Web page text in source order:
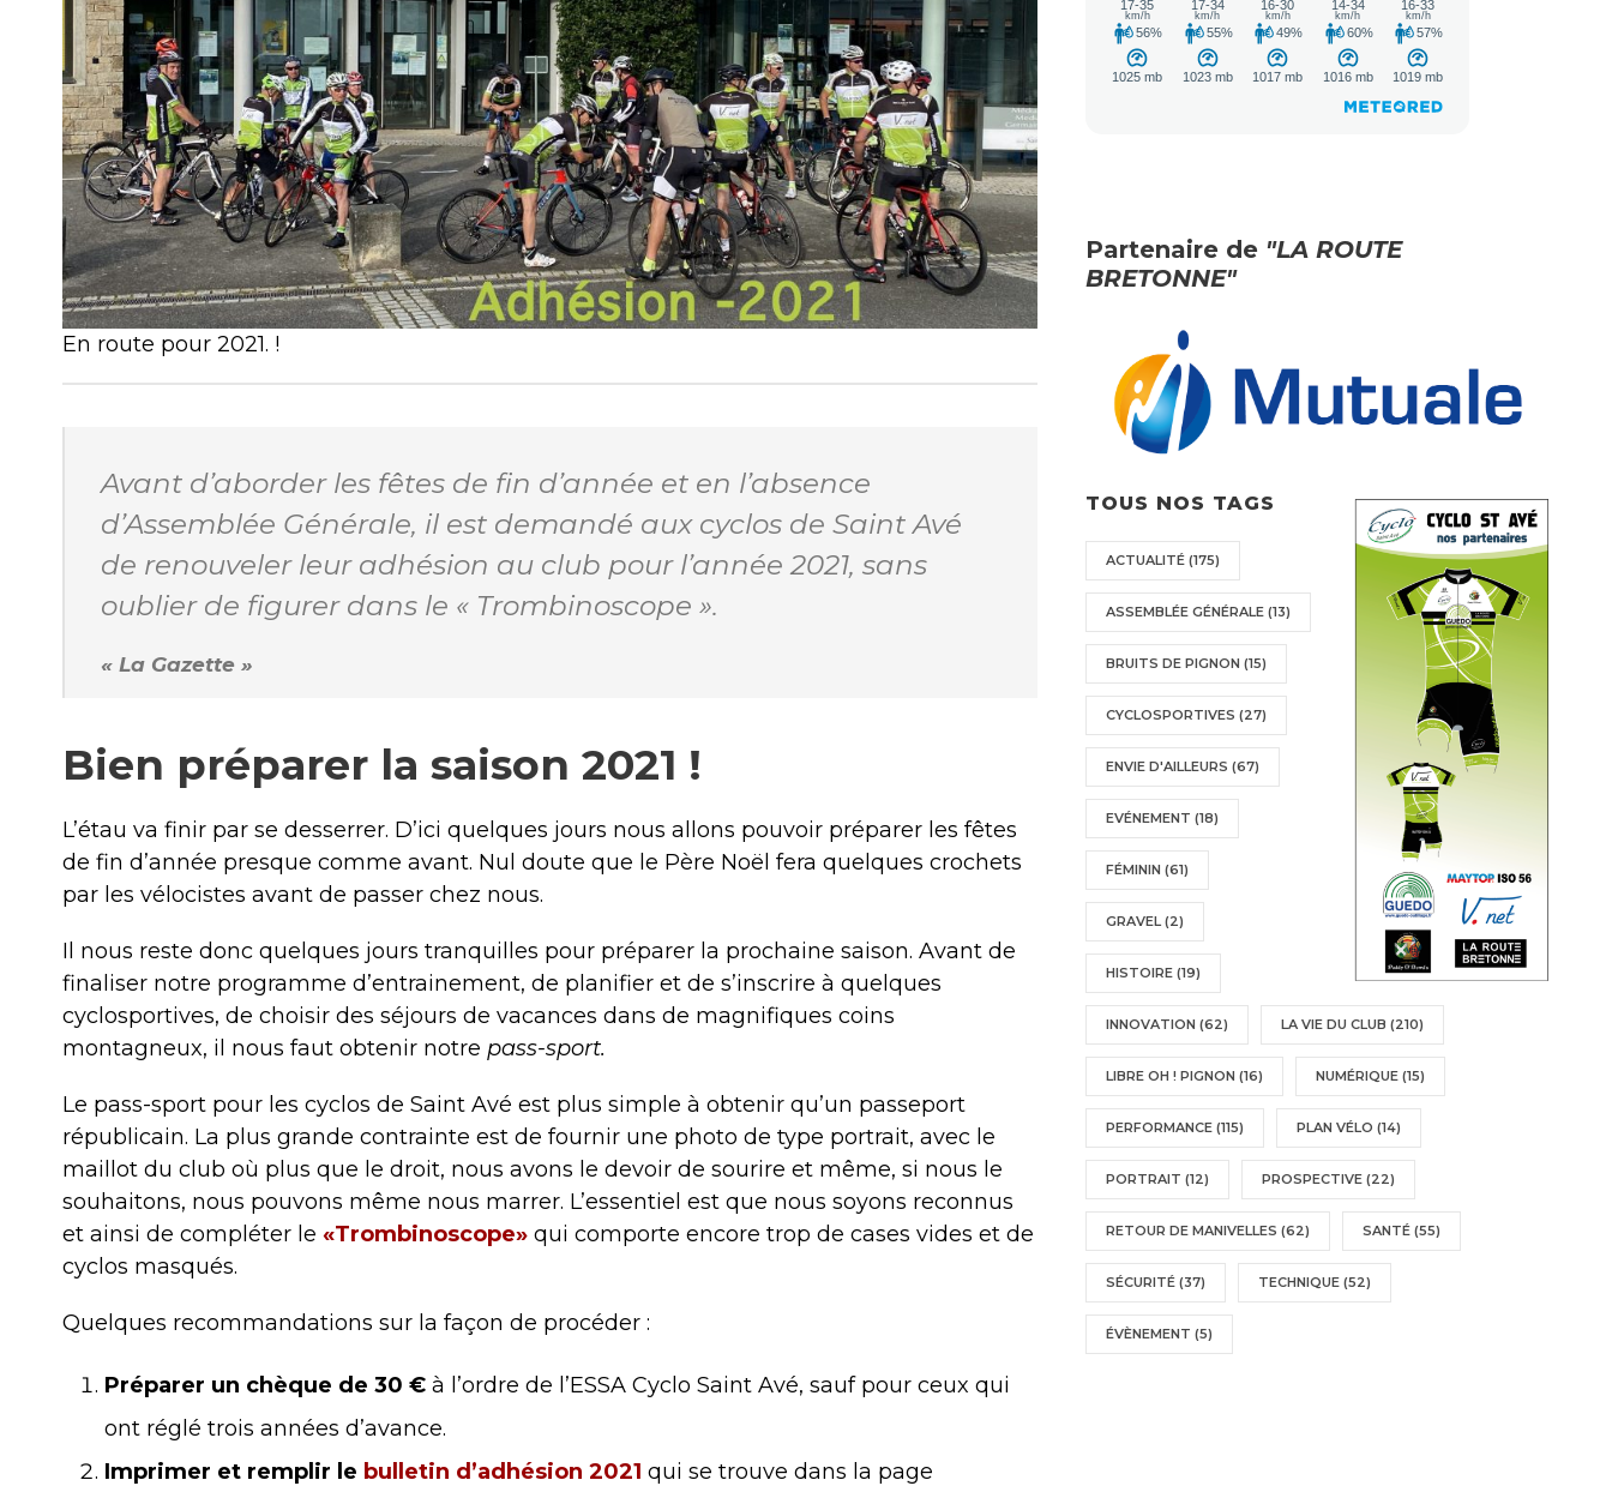
En route pour 2021. !
Avant d’aborder les fêtes de fin d’année et en l’absence
d’Assemblée Générale, il est demandé aux cyclos de Saint Avé
de renouveler leur adhésion au club pour l’année 2021, sans
oublier de figurer dans le « Trombinoscope ».
« La Gazette »
Bien préparer la saison 2021 !
L’étau va finir par se desserrer. D’ici quelques jours nous allons pouvoir préparer les fêtes
de fin d’année presque comme avant. Nul doute que le Père Noël fera quelques crochets
par les vélocistes avant de passer chez nous.
Il nous reste donc quelques jours tranquilles pour préparer la prochaine saison. Avant de
finaliser notre programme d’entrainement, de planifier et de s’inscrire à quelques
cyclosportives, de choisir des séjours de vacances dans de magnifiques coins
montagneux, il nous faut obtenir notre pass-sport.
Le pass-sport pour les cyclos de Saint Avé est plus simple à obtenir qu’un passeport
républicain. La plus grande contrainte est de fournir une photo de type portrait, avec le
maillot du club où plus que le droit, nous avons le devoir de sourire et même, si nous le
souhaitons, nous pouvons même nous marrer. L’essentiel est que nous soyons reconnus
et ainsi de compléter le «Trombinoscope» qui comporte encore trop de cases vides et de
cyclos masqués.
Quelques recommandations sur la façon de procéder :
Préparer un chèque de 30 € à l’ordre de l’ESSA Cyclo Saint Avé, sauf pour ceux qui
ont réglé trois années d’avance.
Imprimer et remplir le bulletin d’adhésion 2021 qui se trouve dans la page
Partenaire de "LA ROUTE
BRETONNE"
TOUS NOS TAGS
ACTUALITÉ (175)
ASSEMBLÉE GÉNÉRALE (13)
BRUITS DE PIGNON (15)
CYCLOSPORTIVES (27)
ENVIE D'AILLEURS (67)
EVÉNEMENT (18)
FÉMININ (61)
GRAVEL (2)
HISTOIRE (19)
INNOVATION (62) LA VIE DU CLUB (210)
LIBRE OH ! PIGNON (16) NUMÉRIQUE (15)
PERFORMANCE (115) PLAN VÉLO (14)
PORTRAIT (12) PROSPECTIVE (22)
RETOUR DE MANIVELLES (62) SANTÉ (55)
SÉCURITÉ (37) TECHNIQUE (52)
ÉVÈNEMENT (5)